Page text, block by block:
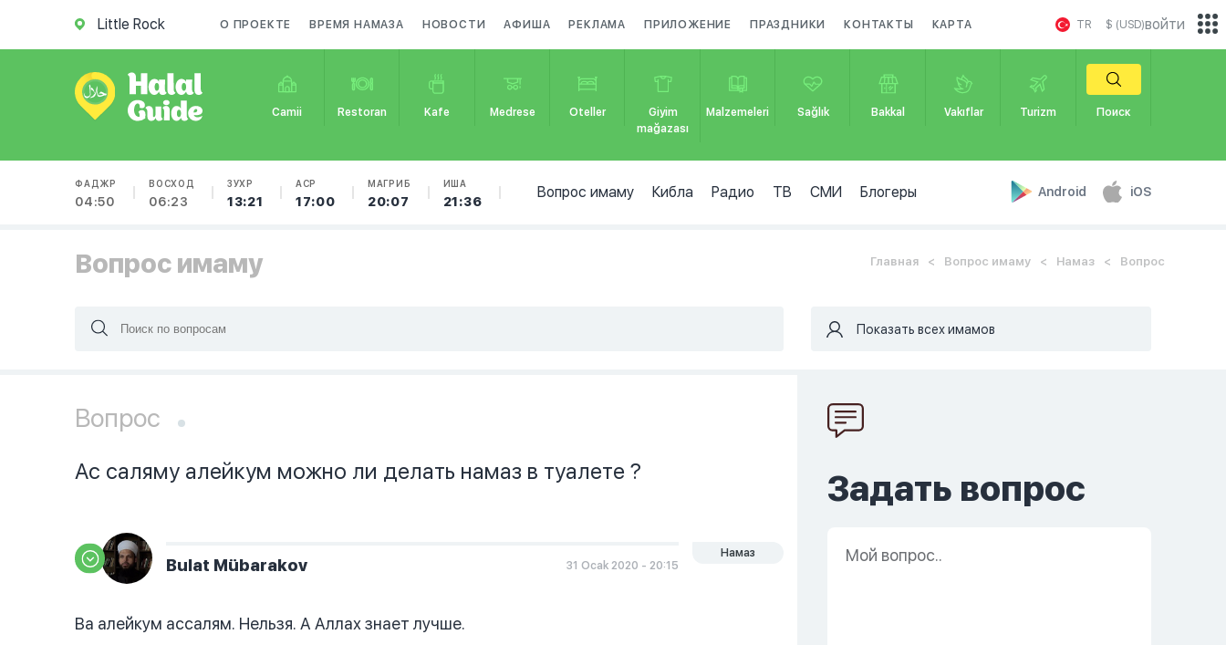
Little Rock О ПРОЕКТЕ ВРЕМЯ НАМАЗА НОВОСТИ АФИША РЕКЛАМА ПРИЛОЖЕНИЕ ПРАЗДНИКИ КОНТАКТЫ КАРТА TR $ (USD)
Camii Restoran Kafe Medrese Oteller
Giyim
mağazası
Malzemeleri Sağlık Bakkal Vakıflar Turizm Поиск
ФАДЖР
04:50
ВОСХОД
06:23
ЗУХР
13:21
АСР
17:00
МАГРИБ
20:07
ИША
21:36
Вопрос имаму Кибла Радио ТВ СМИ Блогеры Android iOS
войти
Вопрос имаму Главная Вопрос имаму Намаз Вопрос
Показать всех имамов
Вопрос
Ас саляму алейкум можно ли делать намаз в туалете ?
Bulat Mübarakov 31 Ocak 2020 - 20:15
Намаз
Ва алейкум ассалям. Нельзя. А Аллах знает лучше.
Задать вопрос